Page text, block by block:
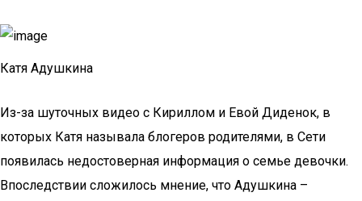
Катя Адушкина
Из-за шуточных видео с Кириллом и Евой Диденок, в
которых Катя называла блогеров родителями, в Сети
появилась недостоверная информация о семье девочки.
Впоследствии сложилось мнение, что Адушкина –